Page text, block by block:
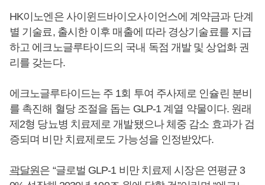
HK이노엔은 사이윈드바이오사이언스에 계약금과 단계
별 기술료, 출시한 이후 매출에 따라 경상기술료를 지급
하고 에크노글루타이드의 국내 독점 개발 및 상업화 권
리를 갖는다.
에크노글루타이드는 주 1회 투여 주사제로 인슐린 분비
를 촉진해 혈당 조절을 돕는 GLP-1 계열 약물이다. 원래
제2형 당뇨병 치료제로 개발됐으나 체중 감소 효과가 검
증되며 비만 치료제로도 가능성을 인정받았다.
곽달원은 “글로벌 GLP-1 비만 치료제 시장은 연평균 3